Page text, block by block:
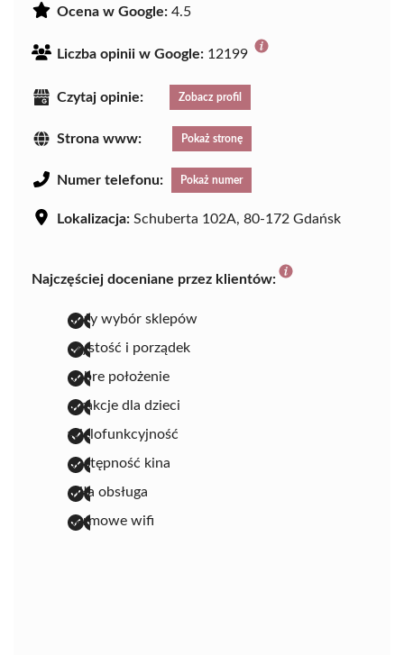
Ocena w Google: 4.5
Liczba opinii w Google: 12199
Czytaj opinie: Zobacz profil
Strona www: Pokaż stronę
Numer telefonu: Pokaż numer
Lokalizacja: Schuberta 102A, 80-172 Gdańsk
Najczęściej doceniane przez klientów:
duży wybór sklepów
czystość i porządek
dobre położenie
atrakcje dla dzieci
wielofunkcyjność
dostępność kina
miła obsługa
darmowe wifi